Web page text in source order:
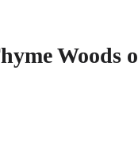
Woods